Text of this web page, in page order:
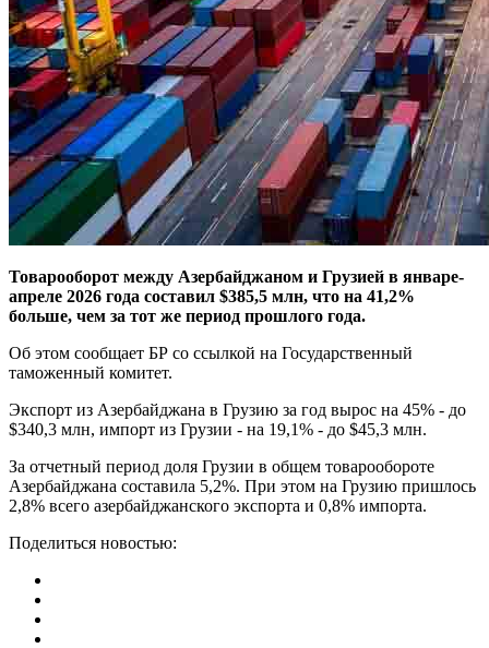
Товарооборот между Азербайджаном и Грузией в январе-
апреле 2026 года составил $385,5 млн, что на 41,2%
больше, чем за тот же период прошлого года.
Об этом сообщает БР со ссылкой на Государственный
таможенный комитет.
Экспорт из Азербайджана в Грузию за год вырос на 45% - до
$340,3 млн, импорт из Грузии - на 19,1% - до $45,3 млн.
За отчетный период доля Грузии в общем товарообороте
Азербайджана составила 5,2%. При этом на Грузию пришлось
2,8% всего азербайджанского экспорта и 0,8% импорта.
Поделиться новостью: